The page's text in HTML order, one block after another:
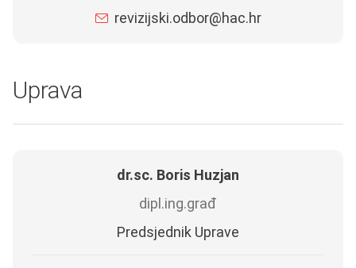
revizijski.odbor@hac.hr
Uprava
dr.sc. Boris Huzjan
dipl.ing.građ
Predsjednik Uprave